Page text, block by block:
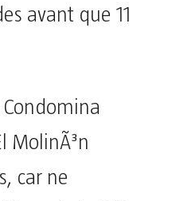
avant que 11
MolinÃ³n
car ne